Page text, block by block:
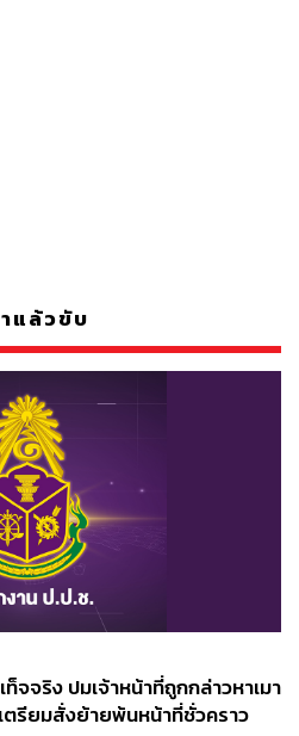
แล้วขับ
จจริง ปมเจ้าหน้าที่ถูกกล่าวหาเมา
ตรียมสั่งย้ายพ้นหน้าที่ชั่วคราว